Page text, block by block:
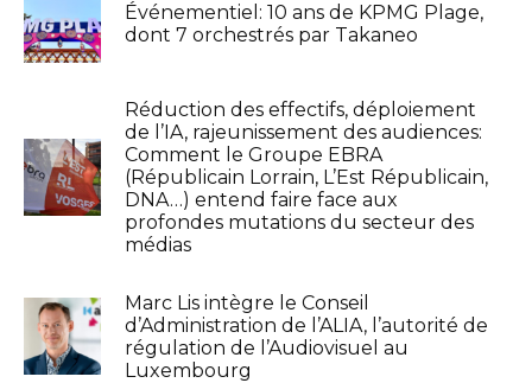
Événementiel: 10 ans de KPMG Plage,
dont 7 orchestrés par Takaneo
Réduction des effectifs, déploiement
de l’IA, rajeunissement des audiences:
Comment le Groupe EBRA
(Républicain Lorrain, L’Est Républicain,
DNA…) entend faire face aux
profondes mutations du secteur des
médias
Marc Lis intègre le Conseil
d’Administration de l’ALIA, l’autorité de
régulation de l’Audiovisuel au
Luxembourg